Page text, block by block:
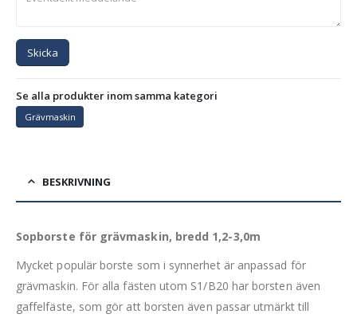
Skicka
Se alla produkter inom samma kategori
Grävmaskin
BESKRIVNING
Sopborste för grävmaskin, bredd 1,2-3,0m
Mycket populär borste som i synnerhet är anpassad för
grävmaskin. För alla fästen utom S1/B20 har borsten även
gaffelfäste, som gör att borsten även passar utmärkt till